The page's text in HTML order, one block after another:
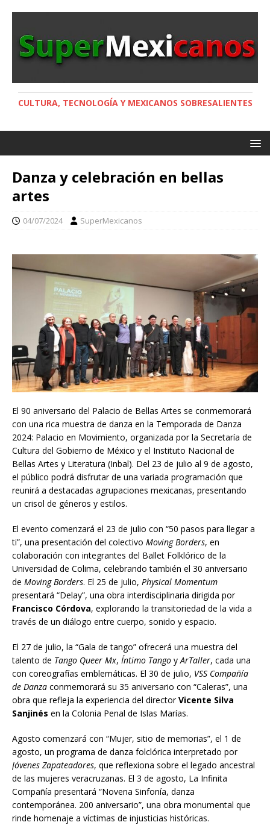
CULTURA, TECNOLOGÍA Y MEXICANOS SOBRESALIENTES
Danza y celebración en bellas
artes
04/07/2024 SuperMexicanos
El 90 aniversario del Palacio de Bellas Artes se conmemorará
con una rica muestra de danza en la Temporada de Danza
2024: Palacio en Movimiento, organizada por la Secretaría de
Cultura del Gobierno de México y el Instituto Nacional de
Bellas Artes y Literatura (Inbal). Del 23 de julio al 9 de agosto,
el público podrá disfrutar de una variada programación que
reunirá a destacadas agrupaciones mexicanas, presentando
un crisol de géneros y estilos.
El evento comenzará el 23 de julio con “50 pasos para llegar a
ti”, una presentación del colectivo Moving Borders, en
colaboración con integrantes del Ballet Folklórico de la
Universidad de Colima, celebrando también el 30 aniversario
de Moving Borders. El 25 de julio, Physical Momentum
presentará “Delay”, una obra interdisciplinaria dirigida por
Francisco Córdova, explorando la transitoriedad de la vida a
través de un diálogo entre cuerpo, sonido y espacio.
El 27 de julio, la “Gala de tango” ofrecerá una muestra del
talento de Tango Queer Mx, Íntimo Tango yArTaller, cada una
con coreografías emblemáticas. El 30 de julio, VSS Compañía
de Danza conmemorará su 35 aniversario con “Caleras”, una
obra que refleja la experiencia del directorVicente Silva
Sanjinés en la Colonia Penal de Islas Marías.
Agosto comenzará con “Mujer, sitio de memorias”, el 1 de
agosto, un programa de danza folclórica interpretado por
Jóvenes Zapateadores, que reflexiona sobre el legado ancestral
de las mujeres veracruzanas. El 3 de agosto, La Infinita
Compañía presentará “Novena Sinfonía, danza
contemporánea. 200 aniversario”, una obra monumental que
rinde homenaje a víctimas de injusticias históricas.